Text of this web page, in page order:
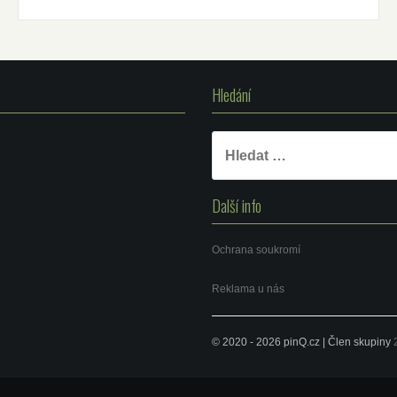
Hledání
Další info
Ochrana soukromí
Reklama u nás
© 2020 - 2026 pinQ.cz | Člen skupiny